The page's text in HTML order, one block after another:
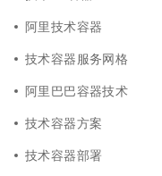
阿里技术容器
技术容器服务网格
阿里巴巴容器技术
技术容器方案
技术容器部署